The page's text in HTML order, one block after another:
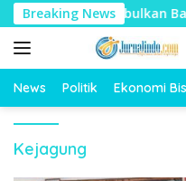
Langsung
ke
konten
Breaking News
Dinilai Timbulkan
News Politik Ekonomi
Kejagung